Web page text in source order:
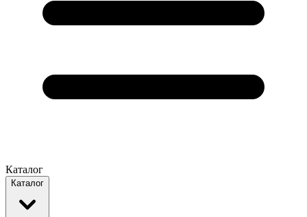
Каталог
Каталог